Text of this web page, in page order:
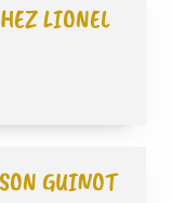
LIONEL
GUINOT